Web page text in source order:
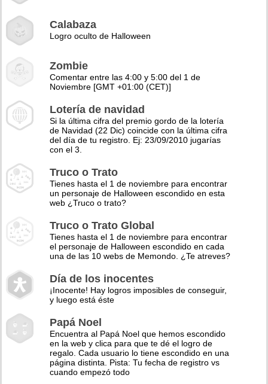
Calabaza
Logro oculto de Halloween
Zombie
Comentar entre las 4:00 y 5:00 del 1 de
Noviembre [GMT +01:00 (CET)]
Lotería de navidad
Si la última cifra del premio gordo de la lotería
de Navidad (22 Dic) coincide con la última cifra
del día de tu registro. Ej: 23/09/2010 jugarías
con el 3.
Truco o Trato
Tienes hasta el 1 de noviembre para encontrar
un personaje de Halloween escondido en esta
web ¿Truco o trato?
Truco o Trato Global
Tienes hasta el 1 de noviembre para encontrar
el personaje de Halloween escondido en cada
una de las 10 webs de Memondo. ¿Te atreves?
Día de los inocentes
¡Inocente! Hay logros imposibles de conseguir,
y luego está éste
Papá Noel
Encuentra al Papá Noel que hemos escondido
en la web y clica para que te dé el logro de
regalo. Cada usuario lo tiene escondido en una
página distinta. Pista: Tu fecha de registro vs
cuando empezó todo